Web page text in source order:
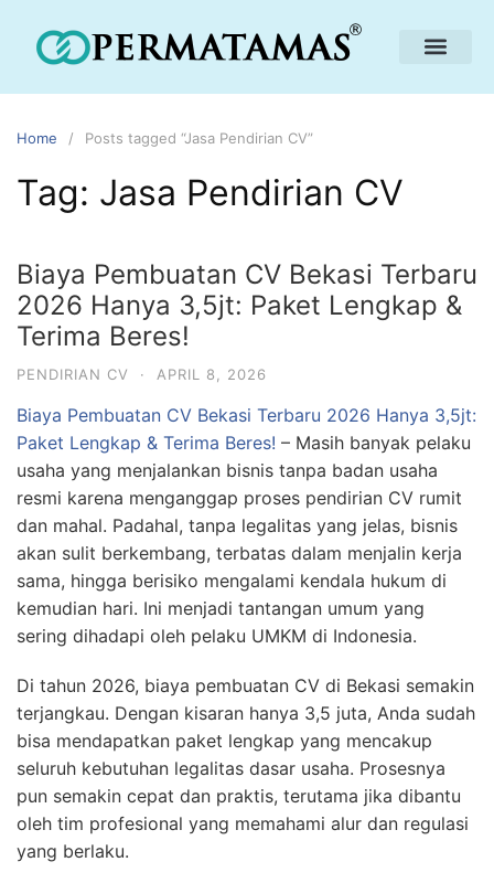
Home Posts tagged “Jasa Pendirian CV”
Tag: Jasa Pendirian CV
Biaya Pembuatan CV Bekasi Terbaru
2026 Hanya 3,5jt: Paket Lengkap &
Terima Beres!
PENDIRIAN CV · APRIL 8, 2026
Biaya Pembuatan CV Bekasi Terbaru 2026 Hanya 3,5jt:
Paket Lengkap & Terima Beres! – Masih banyak pelaku
usaha yang menjalankan bisnis tanpa badan usaha
resmi karena menganggap proses pendirian CV rumit
dan mahal. Padahal, tanpa legalitas yang jelas, bisnis
akan sulit berkembang, terbatas dalam menjalin kerja
sama, hingga berisiko mengalami kendala hukum di
kemudian hari. Ini menjadi tantangan umum yang
sering dihadapi oleh pelaku UMKM di Indonesia.
Di tahun 2026, biaya pembuatan CV di Bekasi semakin
terjangkau. Dengan kisaran hanya 3,5 juta, Anda sudah
bisa mendapatkan paket lengkap yang mencakup
seluruh kebutuhan legalitas dasar usaha. Prosesnya
pun semakin cepat dan praktis, terutama jika dibantu
oleh tim profesional yang memahami alur dan regulasi
yang berlaku.